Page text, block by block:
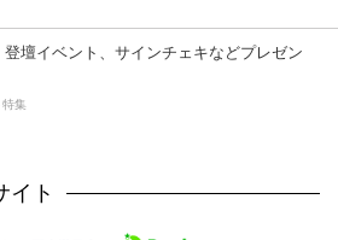
登壇イベント、サインチェキなどプレゼン
特集
イト